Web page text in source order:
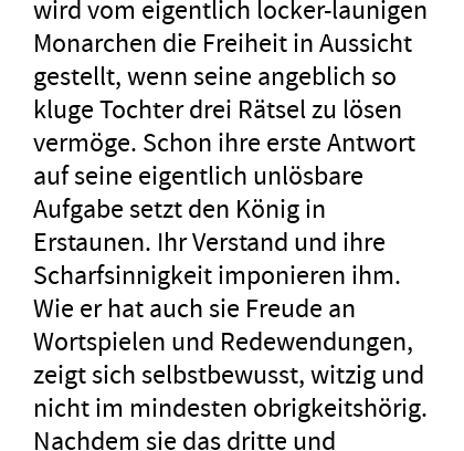
wird vom eigentlich locker-launigen
Monarchen die Freiheit in Aussicht
gestellt, wenn seine angeblich so
kluge Tochter drei Rätsel zu lösen
vermöge. Schon ihre erste Antwort
auf seine eigentlich unlösbare
Aufgabe setzt den König in
Erstaunen. Ihr Verstand und ihre
Scharfsinnigkeit imponieren ihm.
Wie er hat auch sie Freude an
Wortspielen und Redewendungen,
zeigt sich selbstbewusst, witzig und
nicht im mindesten obrigkeitshörig.
Nachdem sie das dritte und